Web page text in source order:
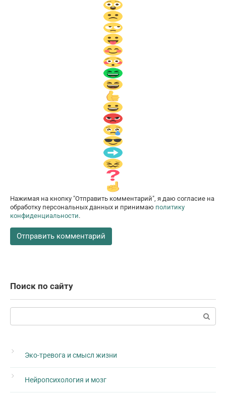
Нажимая на кнопку "Отправить комментарий", я даю согласие на
обработку персональных данных и принимаю политику
конфиденциальности.
Поиск по сайту
Поиск:
Эко-тревога и смысл жизни
Нейропсихология и мозг